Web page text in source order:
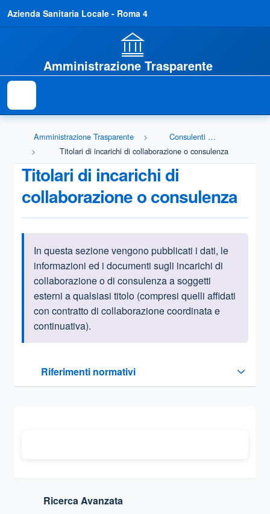
Azienda Sanitaria Locale - Roma 4
Amministrazione Trasparente
Amministrazione Trasparente
Consulenti e collaboratori
Titolari di incarichi di collaborazione o consulenza
Titolari di incarichi di
collaborazione o consulenza
Informazioni introduttive
In questa sezione vengono pubblicati i dati, le
informazioni ed i documenti sugli incarichi di
collaborazione o di consulenza a soggetti
esterni a qualsiasi titolo (compresi quelli affidati
con contratto di collaborazione coordinata e
continuativa).
Riferimenti normativi
Sezione compressa
Ricerca Avanzata